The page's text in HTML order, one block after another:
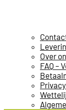
Over
FAQ –